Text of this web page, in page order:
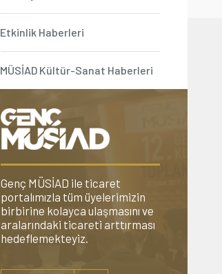
Etkinlik Haberleri
MÜSİAD Kültür-Sanat Haberleri
Genç MÜSİAD ile ticaret
portalımızla tüm üyelerimizin
birbirine kolayca ulaşmasını ve
aralarındaki ticareti arttırması
hedeflemekteyiz.